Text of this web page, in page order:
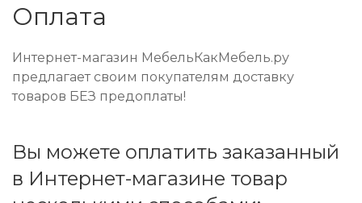
Оплата
Интернет-магазин МебельКакМебель.ру
предлагает своим покупателям доставку
товаров БЕЗ предоплаты!
Вы можете оплатить заказанный
в Интернет-магазине товар